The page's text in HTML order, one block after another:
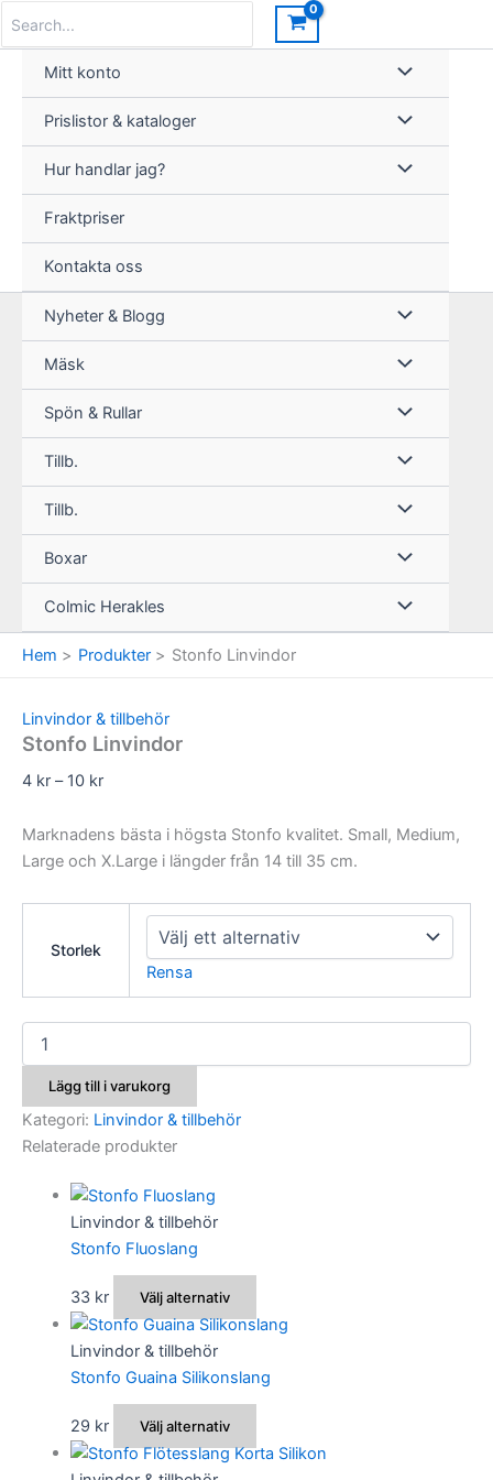
innehåll
for:
Mitt konto
Prislistor & kataloger
Hur handlar jag?
Fraktpriser
Kontakta oss
Nyheter & Blogg
Mäsk
Spön & Rullar
Tillb.
Tillb.
Boxar
Colmic Herakles
Hem Produkter Stonfo Linvindor
Linvindor & tillbehör
Stonfo Linvindor
4 kr – 10 krPrisintervall:
till
10 kr
Marknadens bästa i högsta Stonfo kvalitet. Small, Medium,
Large och X.Large i längder från 14 till 35 cm.
Storlek
Rensa
Stonfo
Linvindor
Lägg till i varukorg
Kategori: Linvindor & tillbehör
Relaterade produkter
Linvindor & tillbehör
Stonfo Fluoslang
33 kr Välj alternativ
här
har
flera
De
Linvindor & tillbehör
Stonfo Guaina Silikonslang
29 kr Välj alternativ
här